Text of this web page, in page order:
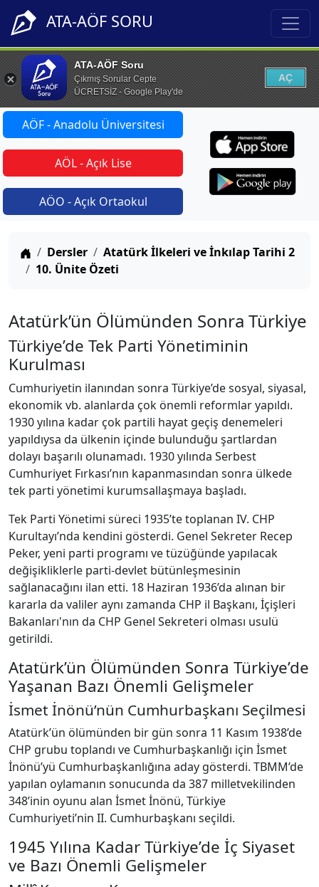
ATA-AÖF SORU
ATA-AÖF Soru
Çıkmış Sorular Cepte
ÜCRETSİZ - Google Play'de
AÇ
AÖF - Anadolu Üniversitesi
AÖL - Açık Lise
AÖO - Açık Ortaokul
Anasayfa
Dersler
Atatürk İlkeleri ve İnkılap Tarihi 2
10. Ünite Özeti
Atatürk’ün Ölümünden Sonra Türkiye
Türkiye’de Tek Parti Yönetiminin
Kurulması
Cumhuriyetin ilanından sonra Türkiye’de sosyal, siyasal,
ekonomik vb. alanlarda çok önemli reformlar yapıldı.
1930 yılına kadar çok partili hayat geçiş denemeleri
yapıldıysa da ülkenin içinde bulunduğu şartlardan
dolayı başarılı olunamadı. 1930 yılında Serbest
Cumhuriyet Fırkası’nın kapanmasından sonra ülkede
tek parti yönetimi kurumsallaşmaya başladı.
Tek Parti Yönetimi süreci 1935’te toplanan IV. CHP
Kurultayı’nda kendini gösterdi. Genel Sekreter Recep
Peker, yeni parti programı ve tüzüğünde yapılacak
değişikliklerle parti-devlet bütünleşmesinin
sağlanacağını ilan etti. 18 Haziran 1936’da alınan bir
kararla da valiler aynı zamanda CHP il Başkanı, İçişleri
Bakanları'nın da CHP Genel Sekreteri olması usulü
getirildi.
Atatürk’ün Ölümünden Sonra Türkiye’de
Yaşanan Bazı Önemli Gelişmeler
İsmet İnönü’nün Cumhurbaşkanı Seçilmesi
Atatürk’ün ölümünden bir gün sonra 11 Kasım 1938’de
CHP grubu toplandı ve Cumhurbaşkanlığı için İsmet
İnönü’yü Cumhurbaşkanlığına aday gösterdi. TBMM’de
yapılan oylamanın sonucunda da 387 milletvekilinden
348’inin oyunu alan İsmet İnönü, Türkiye
Cumhuriyeti’nin II. Cumhurbaşkanı seçildi.
1945 Yılına Kadar Türkiye’de İç Siyaset
ve Bazı Önemli Gelişmeler